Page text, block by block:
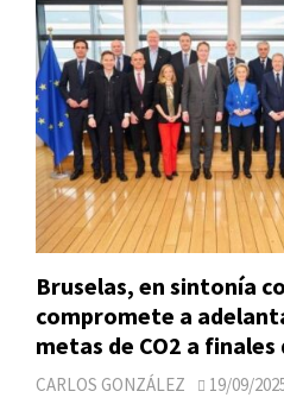
Bruselas, en sintonía
compromete a
metas de CO2 a finales
CARLOS GONZÁLEZ 19/09/